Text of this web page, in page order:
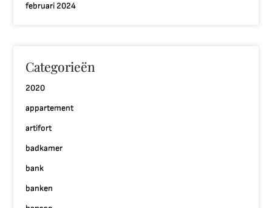
februari 2024
Categorieën
2020
appartement
artifort
badkamer
bank
banken